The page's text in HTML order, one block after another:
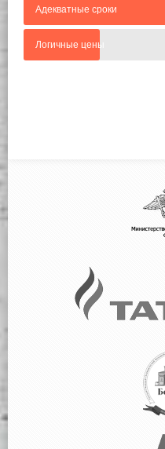
Адекватные сроки
Логичные цены